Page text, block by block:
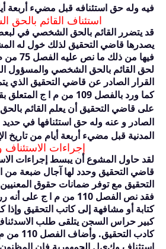
فيه وله حق استئنافه قبل مضيء أربعة
استئناف القائم
قد يتضرر القائم بالحق الشخصي في
يصدرها قاضي التحقيق لذلك خول له
فيها من ذلك ما نص عليه الفصل 75 من
لحق القائم بالحق الشخصي والمسؤول
القرار الصادر عن قاضي التحقيق الذي
كما ورد بالفصل 109 من م ا ج المتعلق
على قاضي التحقيق أن يعلم القائم
الصادر و عنه وله حق استئنافها في
المدنية قبل مضيء أربعة أيام من تاريخ
إجراءات الاستئناف
لقد حاول المشوع أن يبسط إجراءات
قاضي التحقيق وحدد لها آجال ضبعة
التحقيق مع توفر ضمانات حقوق
فقد نص الفصل 110 من م ا ج على أنه
كتابة أو مشافهة إلى كاتب التحقيق وإذا
كبير حراس السجن يتلقى طلب
كادب التحقيق. وأضاف الفصل 110 من
ي